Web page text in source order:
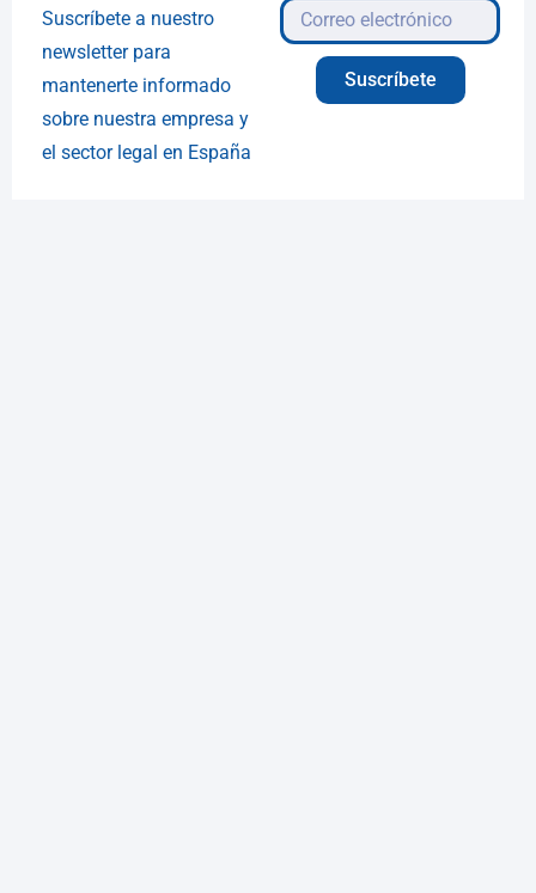
Suscríbete a nuestro
newsletter para
mantenerte informado
sobre nuestra empresa y
el sector legal en España
Suscríbete